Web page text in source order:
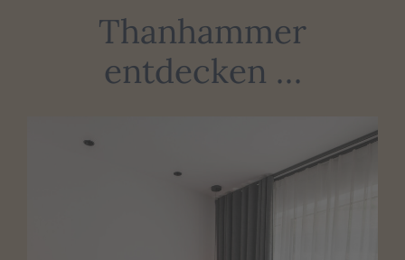
Thanhammer
entdecken …